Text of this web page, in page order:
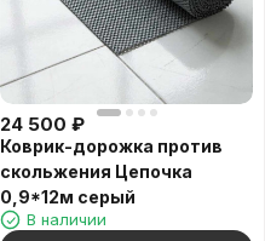
24 500 ₽
Коврик-дорожка против
скольжения Цепочка
0,9*12м серый
В наличии